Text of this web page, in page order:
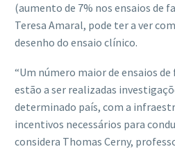
(aumento de 7% nos ensaios de
Teresa Amaral, pode ter a ver
desenho do ensaio clínico.
“Um número maior de ensaios de
estão a ser realizadas
determinado país, com a
incentivos necessários para
considera Thomas Cerny,